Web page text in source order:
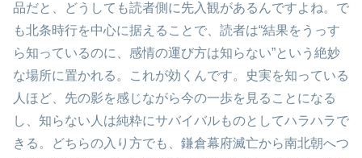
品だと、どうしても読者側に先入観があるんですよね。で
も北条時行を中心に据えることで、読者は“結果をうっす
ら知っているのに、感情の運び方は知らない”という絶妙
な場所に置かれる。これが効くんです。史実を知っている
人ほど、先の影を感じながら今の一歩を見ることになる
し、知らない人は純粋にサバイバルものとしてハラハラで
きる。どちらの入り方でも、鎌倉幕府滅亡から南北朝へつ